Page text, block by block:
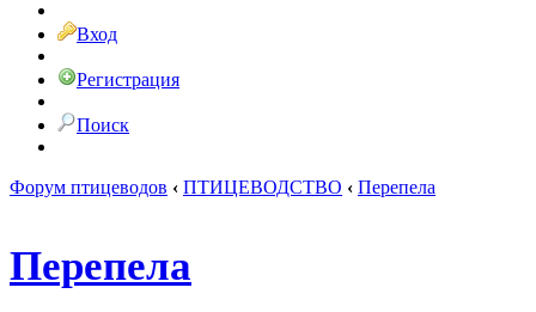
Вход
Регистрация
Поиск
Форум птицеводов ‹ ПТИЦЕВОДСТВО ‹ Перепела
Перепела